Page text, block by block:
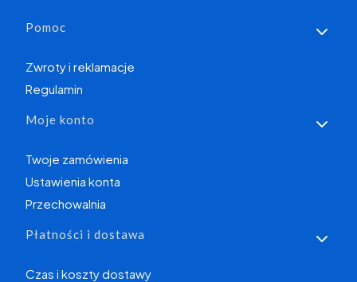
Linki w stopce
Pomoc
Zwroty i reklamacje
Regulamin
Moje konto
Twoje zamówienia
Ustawienia konta
Przechowalnia
Płatności i dostawa
Czas i koszty dostawy